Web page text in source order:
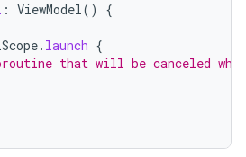
: ViewModel()
{
. launch {
that will be canceled